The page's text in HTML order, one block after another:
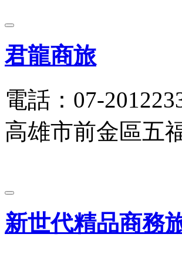
君龍商旅
電話：07-
高雄市前金區五
新世代精品商務